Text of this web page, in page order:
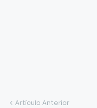
Artículo Anterior